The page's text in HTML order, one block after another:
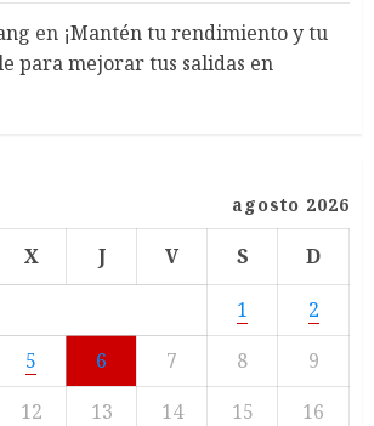
en ¡Mantén tu rendimiento y tu
para mejorar tus salidas en
agosto 2026
X J V S
D
1
2
5 6 7 8
9
12 13 14 15
16